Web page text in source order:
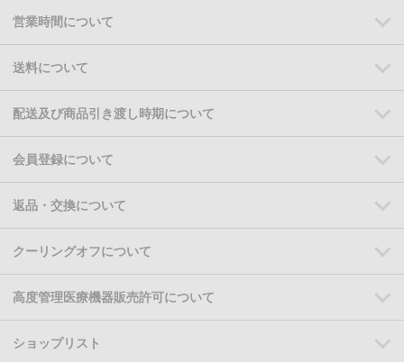
営業時間について
送料について
配送及び商品引き渡し時期について
会員登録について
返品・交換について
クーリングオフについて
高度管理医療機器販売許可について
ショップリスト